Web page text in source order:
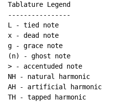
Tablature Legend
----------------
L - tied note
x - dead note
g - grace note
(n) - ghost note
> - accentuded note
NH - natural harmonic
AH - artificial harmonic
TH - tapped harmonic